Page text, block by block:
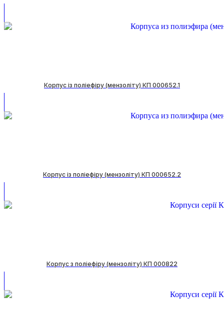
Корпус із поліефіру (мензоліту) КП 000652.1
Корпус із поліефіру (мензоліту) КП 000652.2
Корпус з поліефіру (мензоліту) КП 000822